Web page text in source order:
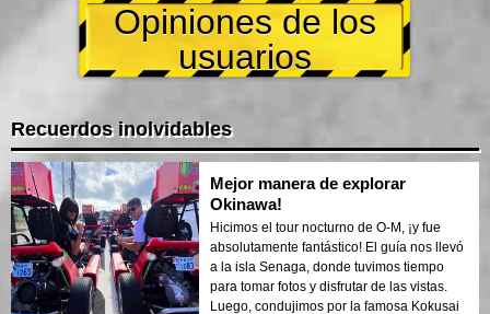
Opiniones de los
usuarios
Recuerdos inolvidables
Mejor manera de explorar
Okinawa!
Hicimos el tour nocturno de O-M, ¡y fue
absolutamente fantástico! El guía nos llevó
a la isla Senaga, donde tuvimos tiempo
para tomar fotos y disfrutar de las vistas.
Luego, condujimos por la famosa Kokusai